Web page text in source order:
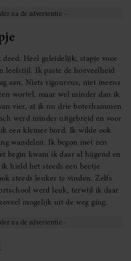
Heel geleidelijk, stapje voor
leefstijl. Ik paste de hoeveelheid
aan. Niets rigoureus, niet ineens
wortel, maar wel minder dan ik
vier, at ik nu drie boterhammen
werd minder uitgebreid en voor
een kleiner bord. Ik wilde ook
wandelen. Ik begon met een
begin kwam ik daar al hijgend en
hield het steeds een beetje
steeds leuker te vinden. Zelfs
werd leuk, terwijl ik daar
mogelijk uit de weg ging.